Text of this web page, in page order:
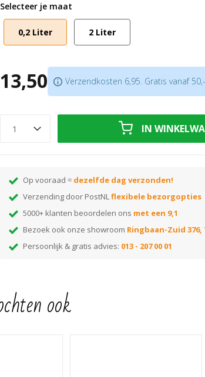
Ook verkrijgbaar in
Aanbrengen met
Vileda Swepmop
Selecteer je maat
0,2 Liter 2 Liter
13,50 Verzendkosten 6,95. Gratis vanaf
IN
Op vooraad = dezelfde dag verzonden!
Verzending door PostNLflexibele bezorgopties
5000+ klanten beoordelen ons met een 9,1
Bezoek ook onze showroom Ringbaan-Zuid
Persoonlijk & gratis advies: 013 - 207 00 01
ook